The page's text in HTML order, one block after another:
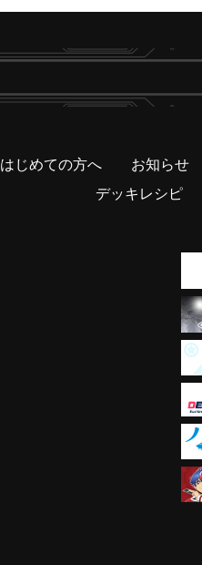
はじめての方へ お知らせ
デッキレシピ